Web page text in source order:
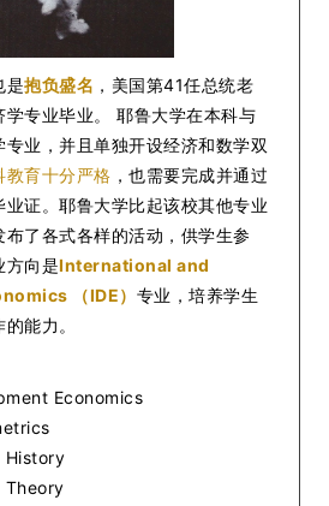
是抱负盛名 ，美国第41任总统老
学专业毕业。 耶鲁大学在本科与
业，并且单独开设经济和数学双
教育十分严格 ，也需要完成并通过
证。耶鲁大学比起该校其他专业
了各式各样的活动，供学生参
方向是International and
（IDE） 专业，培养学生
能力。
Economics
History
Theory